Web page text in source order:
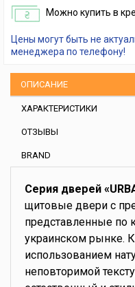
Можно купить в
Цены могут быть не
менеджера по телефону!
ОПИСАНИЕ
ХАРАКТЕРИСТИКИ
ОТЗЫВЫ
BRAND
Серия дверей
щитовые двери с
представленные по
украинском рынке.
использованием
неповторимой